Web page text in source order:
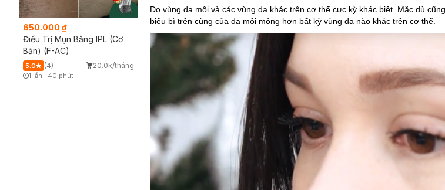
650.000 ₫
Điều Trị Mụn Bằng IPL (Cơ
Bản) (F-AC)
5.0 (4) 20.0k/tháng
Timer Gray Icon
1 lần 40 phút
Do vùng da môi và các vùng da khác trên cơ thể cực kỳ khác biệt. Mặc dù
biểu bì trên cùng của da môi mỏng hơn bất kỳ vùng da nào khác trên cơ thể.